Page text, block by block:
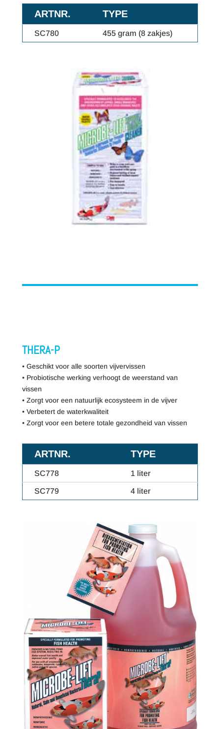
ARTNR. TYPE
SC780 455 gram (8 zakjes)
THERA-P
• Geschikt voor alle soorten vijvervissen
• Probiotische werking verhoogt de weerstand van
vissen
• Zorgt voor een natuurlijk ecosysteem in de vijver
• Verbetert de waterkwaliteit
• Zorgt voor een betere totale gezondheid van vissen
ARTNR. TYPE
SC778 1 liter
SC779 4 liter